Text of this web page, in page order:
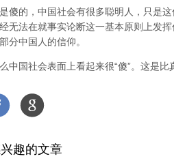
傻的，中国社会有很多聪明人，只是
无法在就事实论断这一基本原则上发
分中国人的信仰。
中国社会表面上看起来很“傻”。这是比
趣的文章